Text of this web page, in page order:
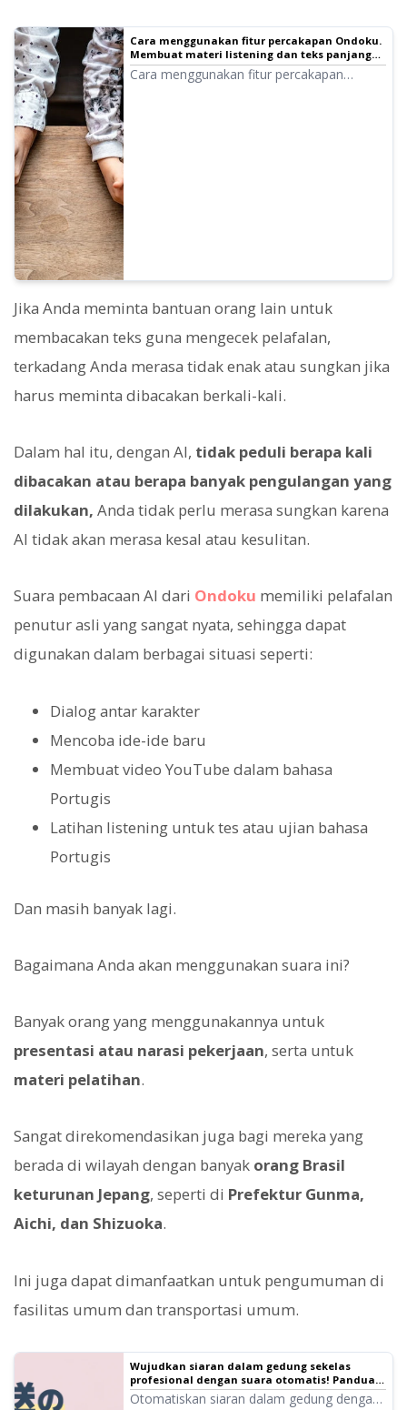
Cara menggunakan fitur percakapan Ondoku.
Membuat materi listening dan teks panjang
jadi lebih mudah dengan sintesis suara!
Cara menggunakan fitur percakapan
Jika Anda meminta bantuan orang lain untuk
membacakan teks guna mengecek pelafalan,
terkadang Anda merasa tidak enak atau sungkan jika
harus meminta dibacakan berkali-kali.
Dalam hal itu, dengan AI, tidak peduli berapa kali
dibacakan atau berapa banyak pengulangan yang
dilakukan, Anda tidak perlu merasa sungkan karena
AI tidak akan merasa kesal atau kesulitan.
Suara pembacaan AI dari Ondoku memiliki pelafalan
penutur asli yang sangat nyata, sehingga dapat
digunakan dalam berbagai situasi seperti:
Dialog antar karakter
Mencoba ide-ide baru
Membuat video YouTube dalam bahasa
Portugis
Latihan listening untuk tes atau ujian bahasa
Portugis
Dan masih banyak lagi.
Bagaimana Anda akan menggunakan suara ini?
Banyak orang yang menggunakannya untuk
presentasi atau narasi pekerjaan, serta untuk
materi pelatihan.
Sangat direkomendasikan juga bagi mereka yang
berada di wilayah dengan banyak orang Brasil
keturunan Jepang, seperti di Prefektur Gunma,
Aichi, dan Shizuoka.
Ini juga dapat dimanfaatkan untuk pengumuman di
fasilitas umum dan transportasi umum.
Wujudkan siaran dalam gedung sekelas
profesional dengan suara otomatis! Panduan
Lengkap Pengumuman AI
Otomatiskan siaran dalam gedung dengan